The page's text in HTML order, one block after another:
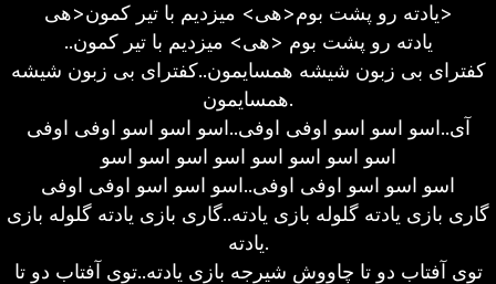
یادته رو پشت بوم<هی> میزدیم با تیر کمون<هی>
..یادته رو پشت بوم <هی> میزدیم با تیر کمون
کفترای بی زبون شیشه همسایمون..کفترای بی زبون شیشه
همسایمون.
آی..اسو اسو اسو اوفی اوفی..اسو اسو اسو اوفی اوفی
اسو اسو اسو اسو اسو اسو اسو اسو
اسو اسو اسو اوفی اوفی..اسو اسو اسو اوفی اوفی
گاری بازی یادته گلوله بازی یادته..گاری بازی یادته گلوله بازی
یادته.
توی آفتاب دو تا چاووش شیرجه بازی یادته..توی آفتاب دو تا